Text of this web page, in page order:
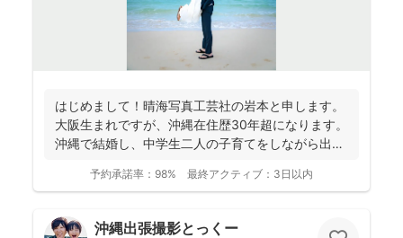
はじめまして！晴海写真工芸社の岩本と申します。
大阪生まれですが、沖縄在住歴30年超になります。
沖縄で結婚し、中学生二人の子育てをしながら出張
予約承諾率： 98% 最終アクティブ： 3日以内
沖縄出張撮影とっくー